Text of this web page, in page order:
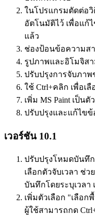
ในโปรแกรมตัดต่อวิ
อัตโนมัติไว้ เพื่อแก้
แล้ว
ช่องป้อนข้อความส
รูปภาพและอิโมจิส
ปรับปรุงการจับภาพ
ใช้ Ctrl+คลิก เพื่อเ
เพิ่ม MS Paint เป็น
ปรับปรุงและแก้ไข
เวอร์ชัน 10.1
ปรับปรุงโหมดบันทึก
เลือกตัวจับเวลา ช่
บันทึกโดยระบุเวลา
เพิ่มตัวเลือก "เลือ
ผู้ใช้สามารถกด